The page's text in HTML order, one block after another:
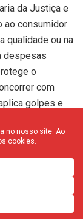
da Justiça e
ao consumidor
qualidade ou na
despesas
o
com
golpes e
Getulio
no setor de
14 bilhões